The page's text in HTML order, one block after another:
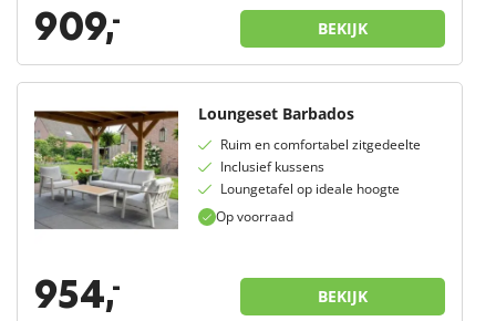
909,- BEKIJK
Op voorraad
Loungeset Barbados
Ruim en comfortabel zitgedeelte
Inclusief kussens
Loungetafel op ideale hoogte
954,- BEKIJK